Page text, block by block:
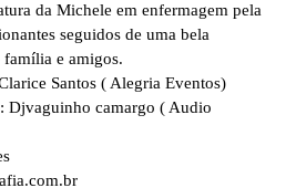
da Michele em enfermagem pela
seguidos de uma bela
família e amigos.
Santos ( Alegria Eventos)
Djvaguinho camargo ( Audio